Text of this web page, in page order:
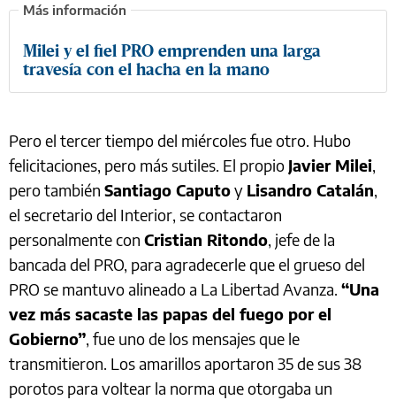
Milei y el fiel PRO emprenden una larga
travesía con el hacha en la mano
Pero el tercer tiempo del miércoles fue otro. Hubo
felicitaciones, pero más sutiles. El propio Javier Milei,
pero también Santiago Caputoy Lisandro Catalán,
el secretario del Interior, se contactaron
personalmente con Cristian Ritondo, jefe de la
bancada del PRO, para agradecerle que el grueso del
PRO se mantuvo alineado a La Libertad Avanza. “Una
vez más sacaste las papas del fuego por el
Gobierno”, fue uno de los mensajes que le
transmitieron. Los amarillos aportaron 35 de sus 38
porotos para voltear la norma que otorgaba un